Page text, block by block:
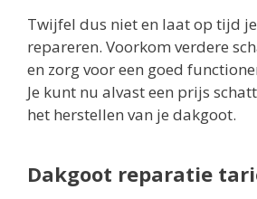
Twijfel dus niet en laat op tijd
repareren. Voorkom verdere
en zorg voor een goed
Je kunt nu alvast een prijs
het herstellen van je dakgoot.
Dakgoot reparatie